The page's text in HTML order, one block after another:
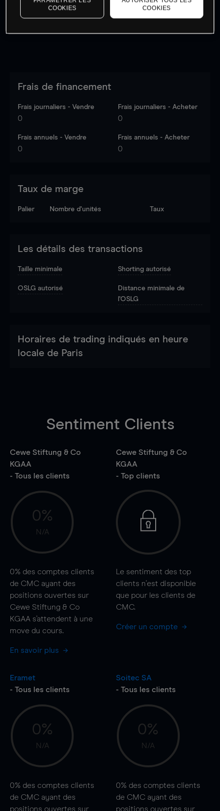
Frais de financement
Frais journaliers - Vendre
0
Frais journaliers - Acheter
0
Frais annuels - Vendre
0
Frais annuels - Acheter
0
Taux de marge
Palier Nombre d’unités Taux
Les détails des transactions
Taille minimale Shorting autorisé
OSLG autorisé
Distance minimale de
l'OSLG
Horaires de trading indiqués en heure
locale de Paris
Sentiment Clients
Cewe Stiftung & Co
KGAA
- Tous les clients
0%
N/A
0% des comptes clients
de CMC ayant des
positions ouvertes sur
Cewe Stiftung & Co
KGAA s'attendent à une
move du cours.
En savoir plus
Cewe Stiftung & Co
KGAA
- Top clients
Le sentiment des top
clients n'est disponible
que pour les clients de
CMC.
Créer un compte
Eramet
- Tous les clients
0%
N/A
0% des comptes clients
de CMC ayant des
positions ouvertes sur
Soitec SA
- Tous les clients
0%
N/A
0% des comptes clients
de CMC ayant des
positions ouvertes sur
COOKIES
COOKIES